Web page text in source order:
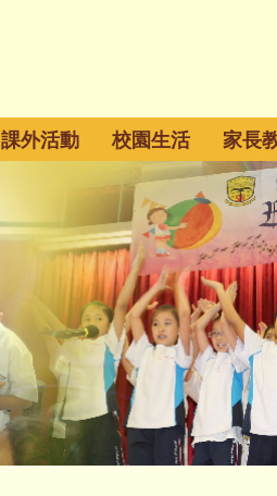
課外活動 校園生活 家長